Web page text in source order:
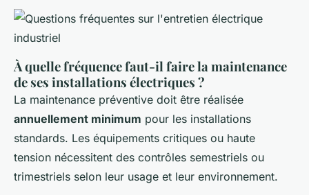
À quelle fréquence faut-il faire la maintenance
de ses installations électriques ?
La maintenance préventive doit être réalisée
annuellement minimum pour les installations
standards. Les équipements critiques ou haute
tension nécessitent des contrôles semestriels ou
trimestriels selon leur usage et leur environnement.